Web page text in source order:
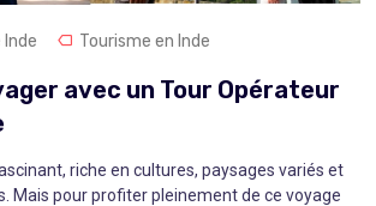
Inde Tourisme en Inde
avec un Tour Opérateur
riche en cultures, paysages variés et
Mais pour profiter pleinement de ce voyage